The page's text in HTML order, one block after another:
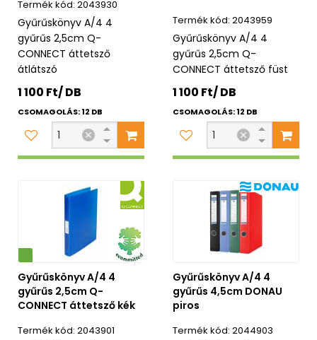
2043930
Gyűrűskönyv A/4 4
gyűrűs 2,5cm Q-
CONNECT áttetsző
átlátszó
1 100 Ft/ DB
CSOMAGOLÁS: 12 DB
2043959
Gyűrűskönyv A/4 4
gyűrűs 2,5cm Q-
CONNECT áttetsző füst
1 100 Ft/ DB
CSOMAGOLÁS: 12 DB
Gyűrűskönyv A/4 4
gyűrűs 2,5cm Q-
CONNECT áttetsző kék
2043901
Gyűrűskönyv A/4 4
gyűrűs 4,5cm DONAU
piros
2044903